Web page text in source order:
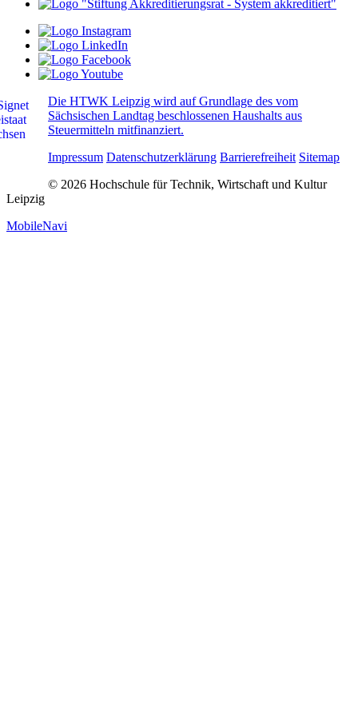
Die HTWK Leipzig wird auf Grundlage des vom
Sächsischen Landtag beschlossenen Haushalts aus
Steuermitteln mitfinanziert.
Impressum Datenschutzerklärung Barrierefreiheit Sitemap
© 2026 Hochschule für Technik, Wirtschaft und Kultur
Leipzig
MobileNavi